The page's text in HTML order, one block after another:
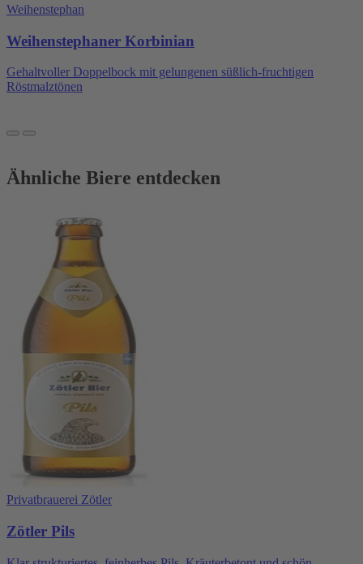
Weihenstephan
Weihenstephaner Korbinian
Gehaltvoller Doppelbock mit gelungenen süßlich-fruchtigen
Röstmalztönen
Ähnliche Biere entdecken
Privatbrauerei Zötler
Zötler Pils